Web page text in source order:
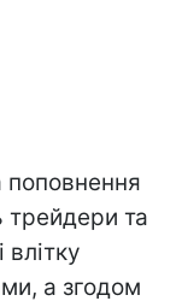
трейдери та
а згодом